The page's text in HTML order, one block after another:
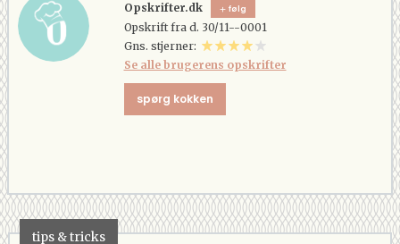
Opskrifter.dk følg
Opskrift fra d. 30/11--0001
Gns. stjerner:
Se alle brugerens opskrifter
spørg kokken
tips & tricks